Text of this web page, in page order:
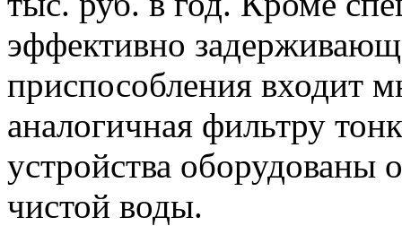
эффективно
приспособления входит
аналогичная фильтру
устройства оборудованы
чистой воды.